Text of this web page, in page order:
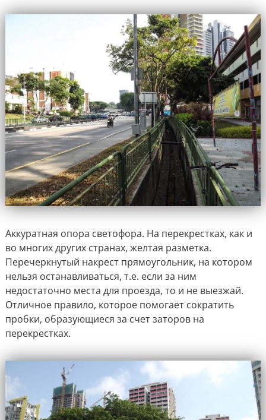
Аккуратная опора светофора. На перекрестках, как и
во многих других странах, желтая разметка.
Перечеркнутый накрест прямоугольник, на котором
нельзя останавливаться, т.е. если за ним
недостаточно места для проезда, то и не выезжай.
Отличное правило, которое помогает сократить
пробки, образующиеся за счет заторов на
перекрестках.